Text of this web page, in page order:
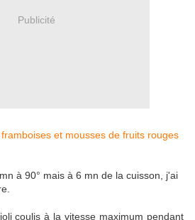
Publicité
à 90° mais à 6 mn de la cuisson, j'ai
coulis à la vitesse maximum pendant